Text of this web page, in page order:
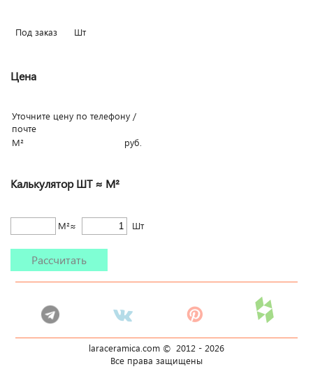
Под заказ Шт
Цена
Уточните цену по телефону /
почте
М²
руб.
Калькулятор ШТ ≈ М²
М²≈ Шт
Рассчитать
laraceramica.com © 2012 - 2026
Все права защищены